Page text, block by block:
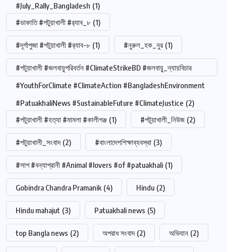
#July_Rally_Bangladesh (1)
#ডাকাতি #পটুয়াখালী #র‍্যাব_৮ (1)
#দূর্গাপুজা #পটুয়াখালী #র‍্যাব-৮ (1) #নুরুল_হক_নুর (1)
#পটুয়াখালী #জলবায়ুপরিবর্তন #ClimateStrikeBD #জলবায়ু_ন্যায়বিচার
#YouthForClimate #ClimateAction #BangladeshEnvironment
#PatuakhaliNews #SustainableFuture #ClimateJustice (2)
#পটুয়াখালী #হত্যা #মামলা #কালীগঞ্জ (1) #পটুয়াখালী_নিউজ (2)
#পটুয়াখালী_সংবাদ (2) #বাংলাদেশশিক্ষাব্যবস্থা (3)
#সাপ #বন্যাপ্রানী #Animal #lovers #of #patuakhali (1)
Gobindra Chandra Pramanik (4) Hindu (2)
Hindu mahajut (3) Patuakhali news (5)
top Bangla news (2) অপরাধ সংবাদ (2) অভিযান (2)